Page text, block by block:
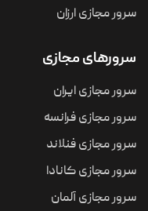
سرور مجازی ارزان
سرورهای مجازی
سرور مجازی ایران
سرور مجازی فرانسه
سرور مجازی فنلاند
سرور مجازی کانادا
سرور مجازی آلمان